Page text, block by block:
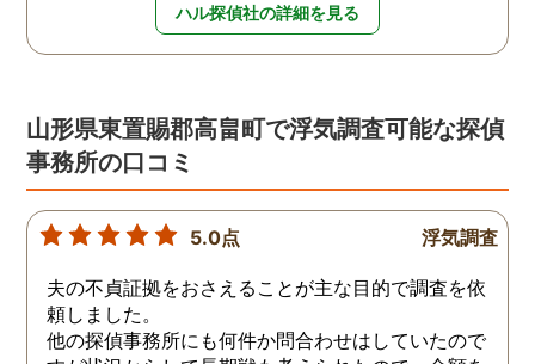
ハル探偵社の詳細を見る
山形県東置賜郡高畠町で浮気調査可能な探偵
事務所の口コミ
5.0点 浮気調査
夫の不貞証拠をおさえることが主な目的で調査を依
頼しました。
他の探偵事務所にも何件か問合わせはしていたので